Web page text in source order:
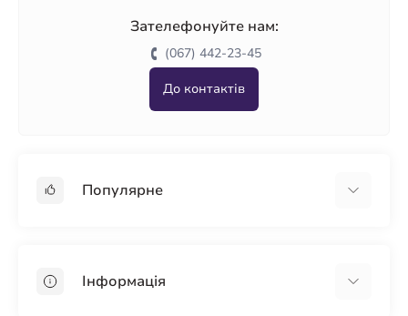
Зателефонуйте нам:
(067) 442-23-45
До контактів
Популярне
ПінопластІнформація